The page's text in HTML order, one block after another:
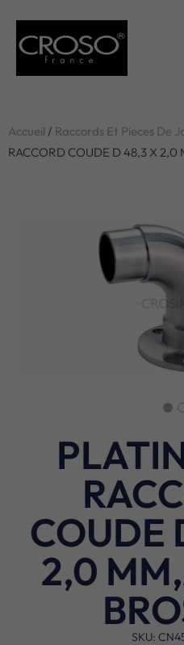
Accueil / Raccords Et Pieces De
RACCORD COUDE D 48,3 X 2,0
COUDE
2,0
SKU: